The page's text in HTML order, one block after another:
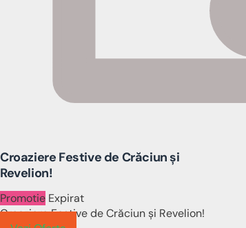
Croaziere Festive de Crăciun și
Revelion!
Promotie Expirat
Croaziere Festive de Crăciun și Revelion!